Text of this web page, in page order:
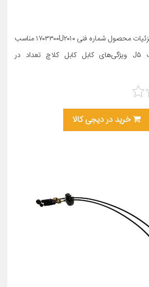
معرفی محصول جزئیات محصول شماره فنی ۱۷۰۳۳۰۰U۲۰۱۰ مناسب
برای خودرو جک J۵ ویژگی‌های کابل کابل کلاچ تعداد در
خرید در دیجی کالا